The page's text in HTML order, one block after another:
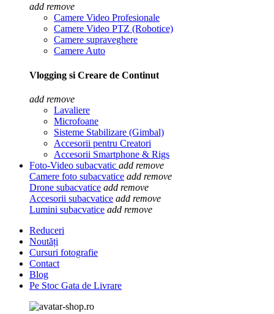
add remove
Camere Video Profesionale
Camere Video PTZ (Robotice)
Camere supraveghere
Camere Auto
Vlogging si Creare de Continut
add remove
Lavaliere
Microfoane
Sisteme Stabilizare (Gimbal)
Accesorii pentru Creatori
Accesorii Smartphone & Rigs
Foto-Video subacvatic add remove
Camere foto subacvatice add remove
Drone subacvatice add remove
Accesorii subacvatice add remove
Lumini subacvatice add remove
Reduceri
Noutăți
Cursuri fotografie
Contact
Blog
Pe Stoc Gata de Livrare